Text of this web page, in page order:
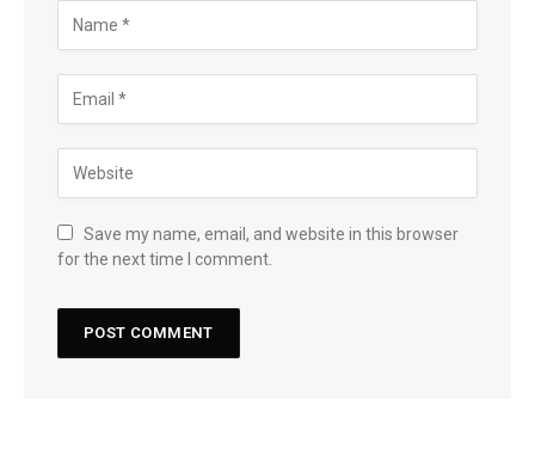
Save my name, email, and website in this browser
for the next time I comment.